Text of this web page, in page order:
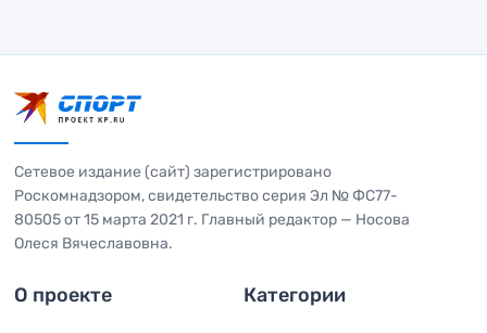
Сетевое издание (сайт) зарегистрировано
Роскомнадзором, свидетельство серия Эл № ФС77-
80505 от 15 марта 2021 г. Главный редактор — Носова
Олеся Вячеславовна.
О проекте Категории